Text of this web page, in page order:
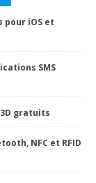
pour iOS et
SMS
gratuits
NFC et RFID